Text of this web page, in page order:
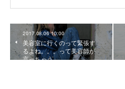
2017.08.06 10:00
美容室に行くのって緊張す
るよね。。。って美容師が
言っちゃう。